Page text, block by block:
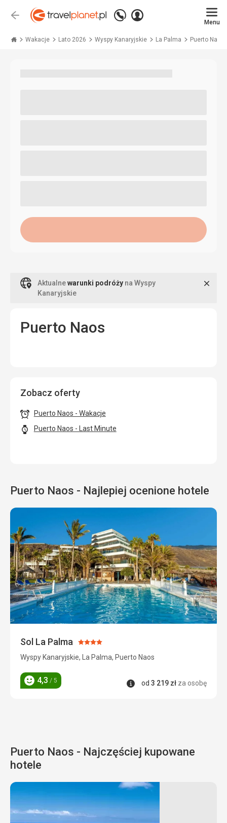
Wstecz
Zadzwoń
+48 71 771 76 55
Zaloguj
Menu
Wakacje Lato 2026 Wyspy Kanaryjskie La Palma Puerto Naos
Aktualnewarunki podróży na Wyspy
Kanaryjskie
Puerto Naos
Zobacz oferty
Puerto Naos - Wakacje
Puerto Naos - Last Minute
Puerto Naos - Najlepiej ocenione hotele
Sol La Palma Ocena:
4/5
Wyspy Kanaryjskie, La Palma, Puerto Naos
Ocena
4,3 / 5 Informacje
od 3 219 zł za osobę
Puerto Naos - Najczęściej kupowane
hotele